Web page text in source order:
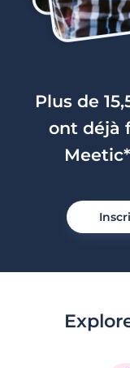
Plus de
ont déjà